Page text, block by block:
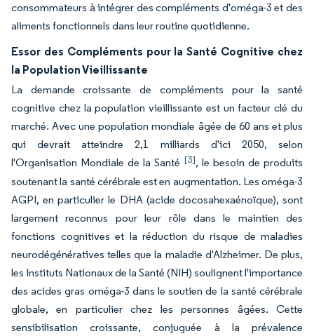
consommateurs à intégrer des compléments d'oméga-3 et des
aliments fonctionnels dans leur routine quotidienne.
Essor des Compléments pour la Santé Cognitive chez
la Population Vieillissante
La demande croissante de compléments pour la santé
cognitive chez la population vieillissante est un facteur clé du
marché. Avec une population mondiale âgée de 60 ans et plus
qui devrait atteindre 2,1 milliards d'ici 2050, selon
l'Organisation Mondiale de la Santé [3], le besoin de produits
soutenant la santé cérébrale est en augmentation. Les oméga-3
AGPI, en particulier le DHA (acide docosahexaénoïque), sont
largement reconnus pour leur rôle dans le maintien des
fonctions cognitives et la réduction du risque de maladies
neurodégénératives telles que la maladie d'Alzheimer. De plus,
les Instituts Nationaux de la Santé (NIH) soulignent l'importance
des acides gras oméga-3 dans le soutien de la santé cérébrale
globale, en particulier chez les personnes âgées. Cette
sensibilisation croissante, conjuguée à la prévalence